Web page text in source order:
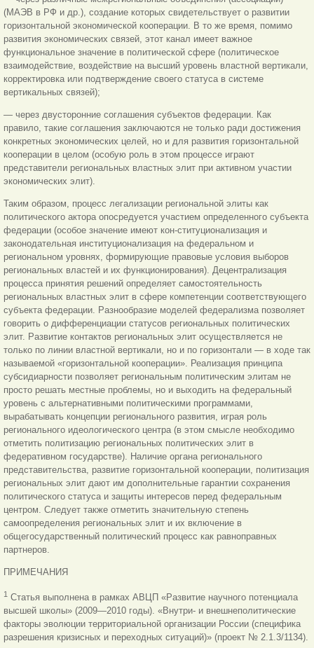
(МАЭВ в РФ и др.), создание которых свидетельствует о развитии
горизонтальной экономической кооперации. В то же время, помимо
развития экономических связей, этот канал имеет важное
функциональное значение в политической сфере (политическое
взаимодействие, воздействие на высший уровень властной вертикали,
корректировка или подтверждение своего статуса в системе
вертикальных связей);
— через двусторонние соглашения субъектов федерации. Как
правило, такие соглашения заключаются не только ради достижения
конкретных экономических целей, но и для развития горизонтальной
кооперации в целом (особую роль в этом процессе играют
представители региональных властных элит при активном участии
экономических элит).
Таким образом, процесс легализации региональной элиты как
политического актора опосредуется участием определенного субъекта
федерации (особое значение имеют кон-ституционализация и
законодательная институционализация на федеральном и
региональном уровнях, формирующие правовые условия выборов
региональных властей и их функционирования). Децентрализация
процесса принятия решений определяет самостоятельность
региональных властных элит в сфере компетенции соответствующего
субъекта федерации. Разнообразие моделей федерализма позволяет
говорить о дифференциации статусов региональных политических
элит. Развитие контактов региональных элит осуществляется не
только по линии властной вертикали, но и по горизонтали — в ходе так
называемой «горизонтальной кооперации». Реализация принципа
субсидиарности позволяет региональным политическим элитам не
просто решать местные проблемы, но и выходить на федеральный
уровень с альтернативными политическими программами,
вырабатывать концепции регионального развития, играя роль
регионального идеологического центра (в этом смысле необходимо
отметить политизацию региональных политических элит в
федеративном государстве). Наличие органа регионального
представительства, развитие горизонтальной кооперации, политизация
региональных элит дают им дополнительные гарантии сохранения
политического статуса и защиты интересов перед федеральным
центром. Следует также отметить значительную степень
самоопределения региональных элит и их включение в
общегосударственный политический процесс как равноправных
партнеров.
ПРИМЕЧАНИЯ
1 Статья выполнена в рамках АВЦП «Развитие научного потенциала
высшей школы» (2009—2010 годы). «Внутри- и внешнеполитические
факторы эволюции территориальной организации России (специфика
разрешения кризисных и переходных ситуаций)» (проект № 2.1.3/1134).